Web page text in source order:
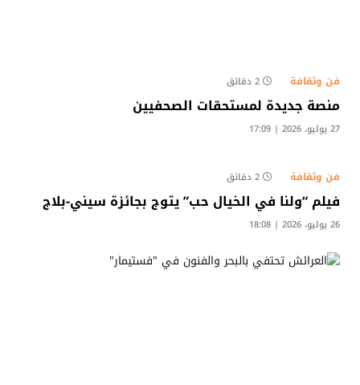
فن وثقافة 2 دقائق
منصة جديدة لمستحقات الصحفيين
27 يوليو، 2026 | 17:09
فن وثقافة 2 دقائق
فيلم “ولنا في الخيال حب” يتوج بجائزة سيني-بلاج
26 يوليو، 2026 | 18:08